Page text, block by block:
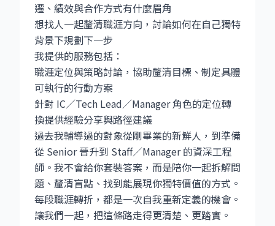
遷、績效與合作方式有什麼眉角
想找人一起釐清職涯方向，討論如何在自己獨特
背景下規劃下一步
我提供的服務包括：
職涯定位與策略討論，協助釐清目標、制定具體
可執行的行動方案
針對 IC／Tech Lead／Manager 角色的定位轉
換提供經驗分享與路徑建議
過去我輔導過的對象從剛畢業的新鮮人，到準備
從 Senior 晉升到 Staff／Manager 的資深工程
師。我不會給你套裝答案，而是陪你一起拆解問
題、釐清盲點、找到能展現你獨特價值的方式。
每段職涯轉折，都是一次自我重新定義的機會。
讓我們一起，把這條路走得更清楚、更踏實。